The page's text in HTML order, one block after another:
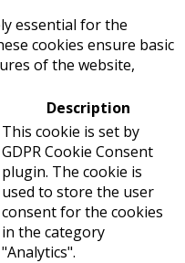
essential for the
cookies ensure basic
of the website,
Description
This cookie is set by
GDPR Cookie Consent
plugin. The cookie is
used to store the user
consent for the cookies
in the category
"Analytics".